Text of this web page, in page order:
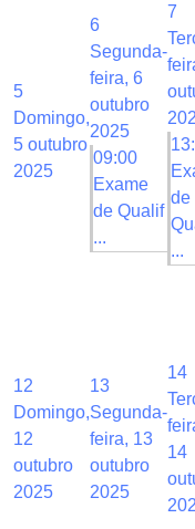
5
Domingo,
5 outubro
2025
6
Segunda-
feira, 6
outubro
2025
09:00
Exame
de Qualif
...
7
de
...
12
Domingo,
12
outubro
2025
13
Segunda-
feira, 13
outubro
2025
14
14